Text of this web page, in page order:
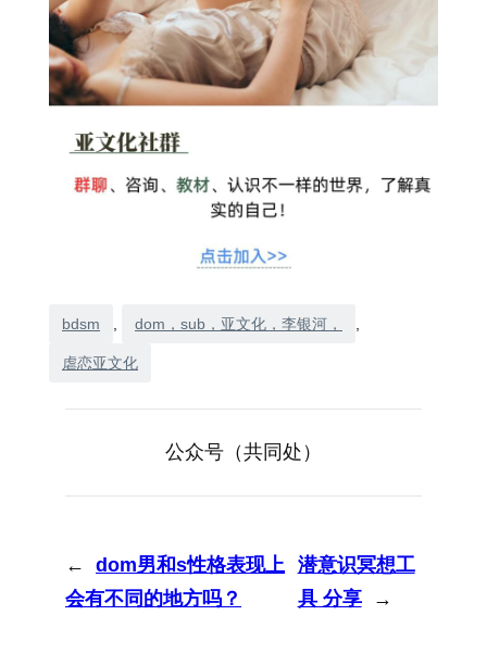
bdsm , dom，sub，亚文化，李银河， ,
虐恋亚文化
公众号（共同处）
←
dom男和s性格表现上
会有不同的地方吗？
潜意识冥想工
具 分享
→